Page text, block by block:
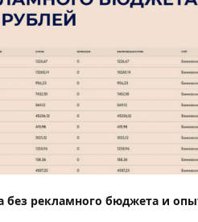
рекламного бюджета и